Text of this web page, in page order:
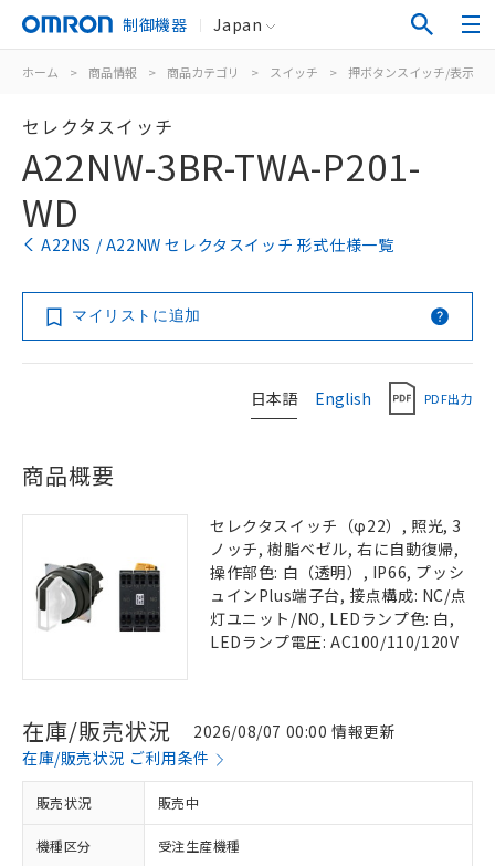
制御機器 Japan
ホーム > 商品情報 > 商品カテゴリ > スイッチ > 押ボタンスイッチ/表示灯
セレクタスイッチ
A22NW-3BR-TWA-P201-
WD
A22NS / A22NW セレクタスイッチ 形式仕様一覧
マイリストに追加
日本語 English PDF出力
商品概要
セレクタスイッチ（φ22）, 照光, 3
ノッチ, 樹脂ベゼル, 右に自動復帰,
操作部色: 白（透明）, IP66, プッシ
ュインPlus端子台, 接点構成: NC/点
灯ユニット/NO, LEDランプ色: 白,
LEDランプ電圧: AC100/110/120V
在庫/販売状況
2026/08/07 00:00 情報更新
在庫/販売状況 ご利用条件
販売状況 販売中
機種区分 受注生産機種